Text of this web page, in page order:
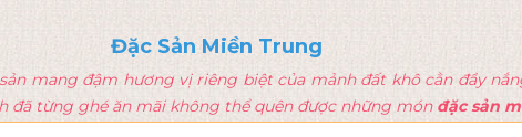
Đặc Sản Miền Trung
mang đậm hương vị riêng biệt của mảnh đất khô cằn đầy
đã từng ghé ăn mãi không thể quên được những mónđặc sản